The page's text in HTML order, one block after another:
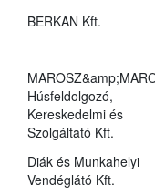
BERKAN Kft.
Húsfeldolgozó,
Kereskedelmi és
Szolgáltató Kft.
Diák és Munkahelyi
Vendéglátó Kft.